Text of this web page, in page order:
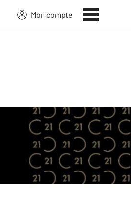
Mon compte